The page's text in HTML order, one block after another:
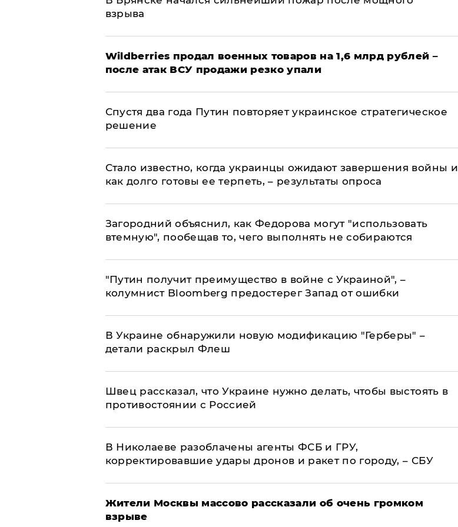
взрыва
​Wildberries продал военных товаров на 1,6 млрд рублей –
после атак ВСУ продажи резко упали
Спустя два года Путин повторяет украинское стратегическое
решение
Стало известно, когда украинцы ожидают завершения войны и
как долго готовы ее терпеть, – результаты опроса
Загородний объяснил, как Федорова могут "использовать
втемную", пообещав то, чего выполнять не собираются
"Путин получит преимущество в войне с Украиной", –
колумнист Bloomberg предостерег Запад от ошибки
В Украине обнаружили новую модификацию "Герберы" –
детали раскрыл Флеш
Швец рассказал, что Украине нужно делать, чтобы выстоять в
противостоянии с Россией
В Николаеве разоблачены агенты ФСБ и ГРУ,
корректировавшие удары дронов и ракет по городу, – СБУ
Жители Москвы массово рассказали об очень громком
взрыве